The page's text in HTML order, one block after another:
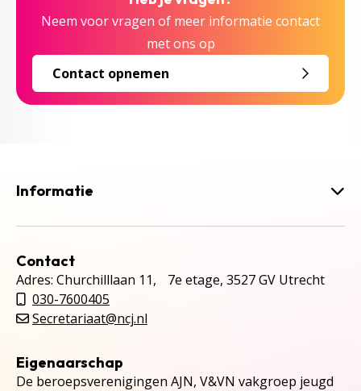
Neem voor vragen of meer informatie contact
met ons op
Contact opnemen
Informatie
Contact
Adres: Churchilllaan 11, 7e etage, 3527 GV Utrecht
030-7600405
Secretariaat@ncj.nl
Eigenaarschap
De beroepsverenigingen AJN, V&VN vakgroep jeugd